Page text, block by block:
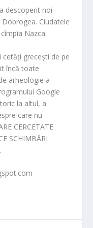
descoperit noi
Ciudatele
Nazca.
grecești de pe
încă toate
arheologie a
Google
la altul, a
care nu
CERCETATE
SCHIMBĂRI